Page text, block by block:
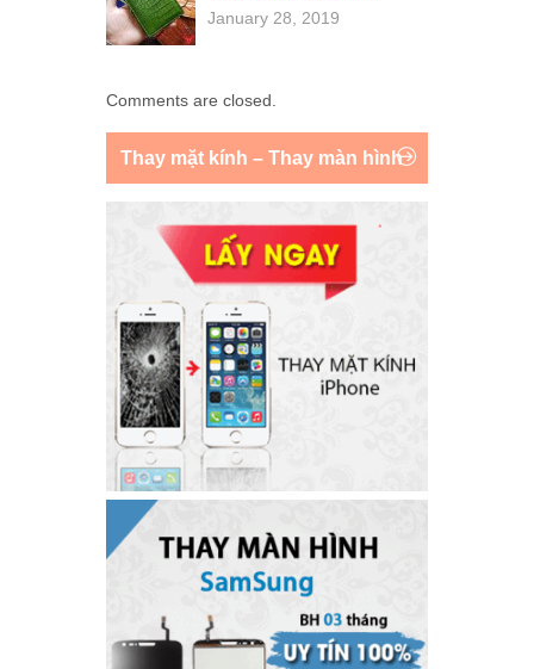
January 28, 2019
Comments are closed.
Thay mặt kính – Thay màn hình